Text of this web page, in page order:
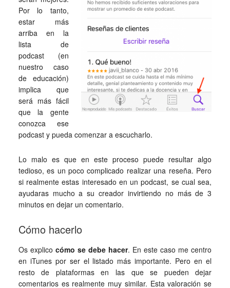
Por lo tanto,
estar más
arriba en la
lista de
podcast (en
nuestro caso
de educación)
implica que
será más fácil
que la gente
conozca ese
podcast y pueda comenzar a escucharlo.
Lo malo es que en este proceso puede resultar algo
tedioso, es un poco complicado realizar una reseña. Pero
si realmente estas interesado en un podcast, se cual sea,
ayudaras mucho a su creador invirtiendo no más de 3
minutos en dejar un comentario.
Cómo hacerlo
Os explico cómo se debe hacer. En este caso me centro
en iTunes por ser el listado más importante. Pero en el
resto de plataformas en las que se pueden dejar
comentarios es realmente muy similar. Esta valoración se